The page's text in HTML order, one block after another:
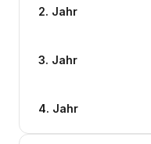
2. Jahr
3. Jahr
4. Jahr